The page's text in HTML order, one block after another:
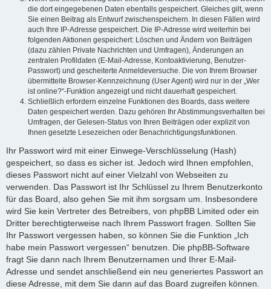
die dort eingegebenen Daten ebenfalls gespeichert. Gleiches gilt, wenn
Sie einen Beitrag als Entwurf zwischenspeichern. In diesen Fällen wird
auch Ihre IP-Adresse gespeichert. Die IP-Adresse wird weiterhin bei
folgenden Aktionen gespeichert: Löschen und Ändern von Beiträgen
(dazu zählen Private Nachrichten und Umfragen), Änderungen an
zentralen Profildaten (E-Mail-Adresse, Kontoaktivierung, Benutzer-
Passwort) und gescheiterte Anmeldeversuche. Die von Ihrem Browser
übermittelte Browser-Kennzeichnung (User Agent) wird nur in der „Wer
ist online?“-Funktion angezeigt und nicht dauerhaft gespeichert.
Schließlich erfordern einzelne Funktionen des Boards, dass weitere
Daten gespeichert werden. Dazu gehören Ihr Abstimmungsverhalten bei
Umfragen, der Gelesen-Status von Ihren Beiträgen oder explizit von
Ihnen gesetzte Lesezeichen oder Benachrichtigungsfunktionen.
Ihr Passwort wird mit einer Einwege-Verschlüsselung (Hash)
gespeichert, so dass es sicher ist. Jedoch wird Ihnen empfohlen,
dieses Passwort nicht auf einer Vielzahl von Webseiten zu
verwenden. Das Passwort ist Ihr Schlüssel zu Ihrem Benutzerkonto
für das Board, also gehen Sie mit ihm sorgsam um. Insbesondere
wird Sie kein Vertreter des Betreibers, von phpBB Limited oder ein
Dritter berechtigterweise nach Ihrem Passwort fragen. Sollten Sie
Ihr Passwort vergessen haben, so können Sie die Funktion „Ich
habe mein Passwort vergessen“ benutzen. Die phpBB-Software
fragt Sie dann nach Ihrem Benutzernamen und Ihrer E-Mail-
Adresse und sendet anschließend ein neu generiertes Passwort an
diese Adresse, mit dem Sie dann auf das Board zugreifen können.